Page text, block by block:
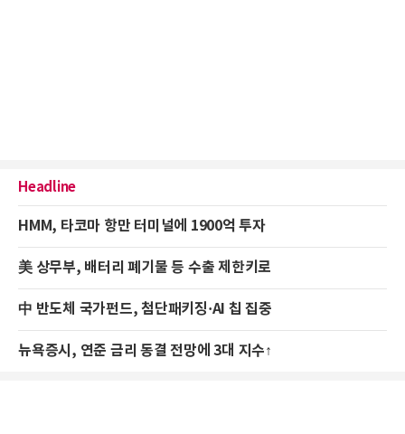
Headline
HMM, 타코마 항만 터미널에 1900억 투자
美 상무부, 배터리 폐기물 등 수출 제한키로
中 반도체 국가펀드, 첨단패키징·AI 칩 집중
뉴욕증시, 연준 금리 동결 전망에 3대 지수↑